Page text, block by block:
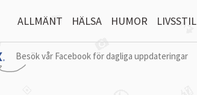
Besök vår Facebook för dagliga uppdateringar
ALLMÄNT HÄLSA HUMOR LIVSSTIL